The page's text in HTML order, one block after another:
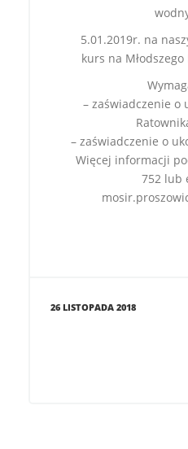
5.01.2019r. na
kurs na Młodszego
– zaświadczenie o
– zaświadczenie o
Więcej informacji
752 lub
26 LISTOPADA 2018